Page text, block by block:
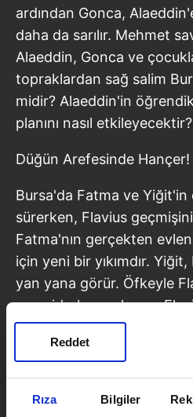
Rıza Bilgiler
Reddet
ardından Gonca,
daha da sarılır. Mehmet
Alaeddin, Gonca ve
topraklardan sağ salim
midir? Alaeddin'in
planını nasıl etkileyecektir?
Düğün Arefesinde Hançer!
Bursa'da Fatma ve Yiğit'in
sürerken, Flavius
Fatma'nın gerçekten
için yeni bir yıkımdır.
yan yana görür. Öfkeyle
ava giderken avlanır…
hançer, her şeyi geri
sürükler. Yiğit ölecek